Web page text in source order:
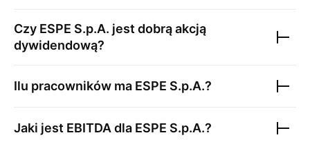
Czy ESPE S.p.A. jest dobrą akcją
dywidendową?
Ilu pracowników ma ESPE S.p.A.?
Jaki jest EBITDA dla ESPE S.p.A.?